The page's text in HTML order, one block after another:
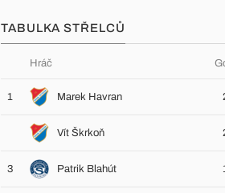
TABULKA STŘELCŮ
Hráč
1 Marek Havran
Vít Škrkoň
3 Patrik Blahút